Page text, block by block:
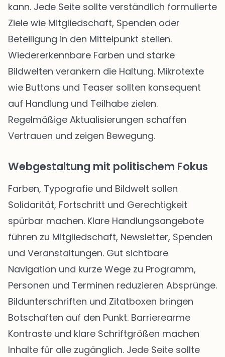
kann. Jede Seite sollte verständlich formulierte
Ziele wie Mitgliedschaft, Spenden oder
Beteiligung in den Mittelpunkt stellen.
Wiedererkennbare Farben und starke
Bildwelten verankern die Haltung. Mikrotexte
wie Buttons und Teaser sollten konsequent
auf Handlung und Teilhabe zielen.
Regelmäßige Aktualisierungen schaffen
Vertrauen und zeigen Bewegung.
Webgestaltung mit politischem Fokus
Farben, Typografie und Bildwelt sollen
Solidarität, Fortschritt und Gerechtigkeit
spürbar machen. Klare Handlungsangebote
führen zu Mitgliedschaft, Newsletter, Spenden
und Veranstaltungen. Gut sichtbare
Navigation und kurze Wege zu Programm,
Personen und Terminen reduzieren Absprünge.
Bildunterschriften und Zitatboxen bringen
Botschaften auf den Punkt. Barrierearme
Kontraste und klare Schriftgrößen machen
Inhalte für alle zugänglich. Jede Seite sollte